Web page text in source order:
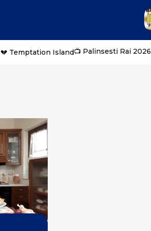
💔 Temptation Island📺 Palinsesti Rai 2026